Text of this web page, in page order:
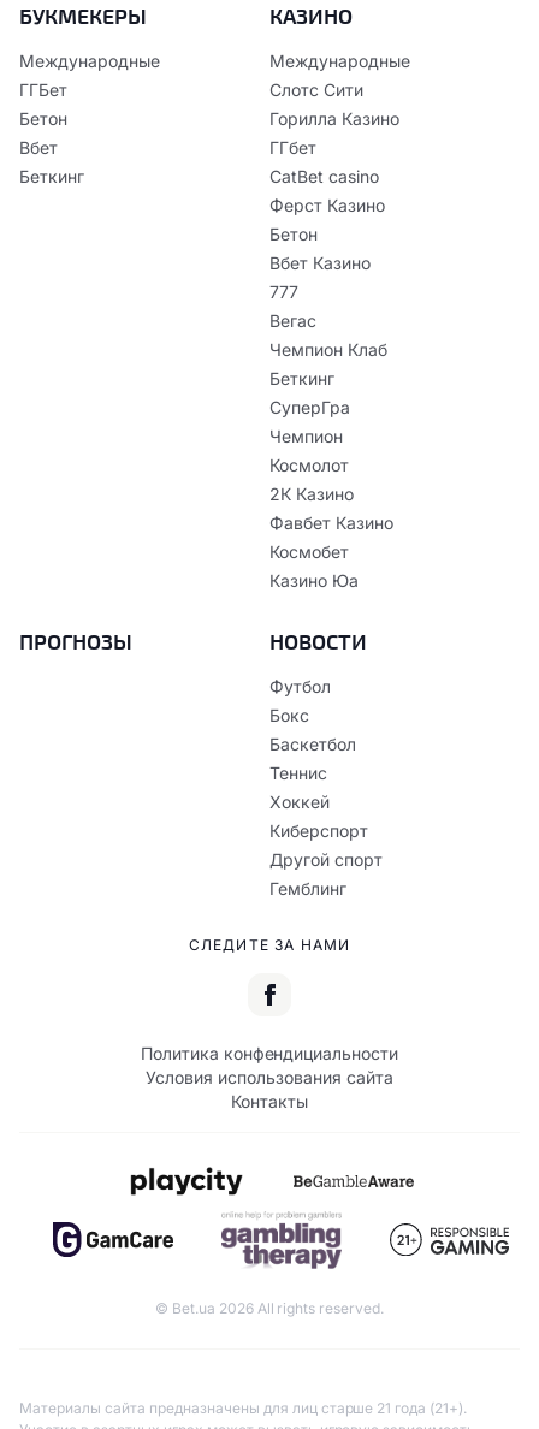
БУКМЕКЕРЫ
Международные
ГГБет
Бетон
Вбет
Беткинг
КАЗИНО
Международные
Слотс Сити
Горилла Казино
ГГбет
CatBet casino
Ферст Казино
Бетон
Вбет Казино
777
Вегас
Чемпион Клаб
Беткинг
СуперГра
Чемпион
Космолот
2К Казино
Фавбет Казино
Космобет
Казино Юа
ПРОГНОЗЫ НОВОСТИ
Футбол
Бокс
Баскетбол
Теннис
Хоккей
Киберспорт
Другой спорт
Гемблинг
СЛЕДИТЕ ЗА НАМИ
Политика конфендициальности
Условия использования сайта
Контакты
© Bet.ua 2026 All rights reserved.
Материалы сайта предназначены для лиц старше 21 года (21+).